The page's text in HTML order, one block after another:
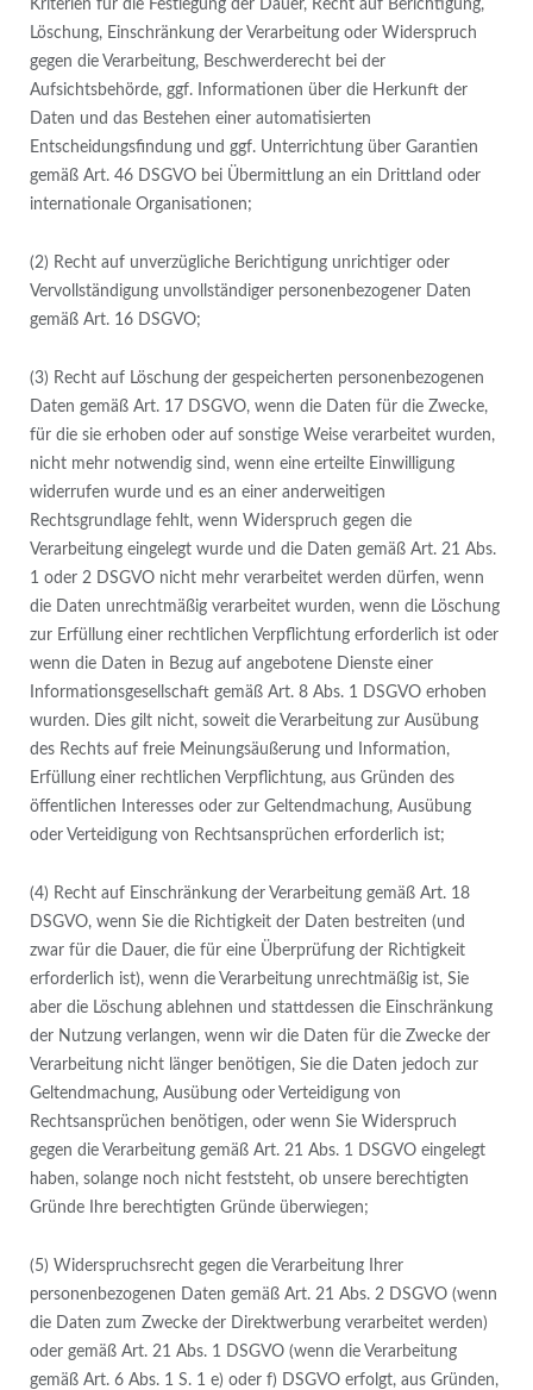
Kriterien für die Festlegung der Dauer, Recht auf Berichtigung,
Löschung, Einschränkung der Verarbeitung oder Widerspruch
gegen die Verarbeitung, Beschwerderecht bei der
Aufsichtsbehörde, ggf. Informationen über die Herkunft der
Daten und das Bestehen einer automatisierten
Entscheidungsfindung und ggf. Unterrichtung über Garantien
gemäß Art. 46 DSGVO bei Übermittlung an ein Drittland oder
internationale Organisationen;
(2) Recht auf unverzügliche Berichtigung unrichtiger oder
Vervollständigung unvollständiger personenbezogener Daten
gemäß Art. 16 DSGVO;
(3) Recht auf Löschung der gespeicherten personenbezogenen
Daten gemäß Art. 17 DSGVO, wenn die Daten für die Zwecke,
für die sie erhoben oder auf sonstige Weise verarbeitet wurden,
nicht mehr notwendig sind, wenn eine erteilte Einwilligung
widerrufen wurde und es an einer anderweitigen
Rechtsgrundlage fehlt, wenn Widerspruch gegen die
Verarbeitung eingelegt wurde und die Daten gemäß Art. 21 Abs.
1 oder 2 DSGVO nicht mehr verarbeitet werden dürfen, wenn
die Daten unrechtmäßig verarbeitet wurden, wenn die Löschung
zur Erfüllung einer rechtlichen Verpflichtung erforderlich ist oder
wenn die Daten in Bezug auf angebotene Dienste einer
Informationsgesellschaft gemäß Art. 8 Abs. 1 DSGVO erhoben
wurden. Dies gilt nicht, soweit die Verarbeitung zur Ausübung
des Rechts auf freie Meinungsäußerung und Information,
Erfüllung einer rechtlichen Verpflichtung, aus Gründen des
öffentlichen Interesses oder zur Geltendmachung, Ausübung
oder Verteidigung von Rechtsansprüchen erforderlich ist;
(4) Recht auf Einschränkung der Verarbeitung gemäß Art. 18
DSGVO, wenn Sie die Richtigkeit der Daten bestreiten (und
zwar für die Dauer, die für eine Überprüfung der Richtigkeit
erforderlich ist), wenn die Verarbeitung unrechtmäßig ist, Sie
aber die Löschung ablehnen und stattdessen die Einschränkung
der Nutzung verlangen, wenn wir die Daten für die Zwecke der
Verarbeitung nicht länger benötigen, Sie die Daten jedoch zur
Geltendmachung, Ausübung oder Verteidigung von
Rechtsansprüchen benötigen, oder wenn Sie Widerspruch
gegen die Verarbeitung gemäß Art. 21 Abs. 1 DSGVO eingelegt
haben, solange noch nicht feststeht, ob unsere berechtigten
Gründe Ihre berechtigten Gründe überwiegen;
(5) Widerspruchsrecht gegen die Verarbeitung Ihrer
personenbezogenen Daten gemäß Art. 21 Abs. 2 DSGVO (wenn
die Daten zum Zwecke der Direktwerbung verarbeitet werden)
oder gemäß Art. 21 Abs. 1 DSGVO (wenn die Verarbeitung
gemäß Art. 6 Abs. 1 S. 1 e) oder f) DSGVO erfolgt, aus Gründen,